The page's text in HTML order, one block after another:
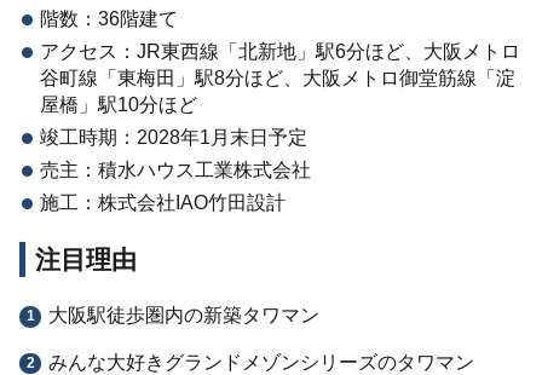
階数：36階建て
アクセス：JR東西線「北新地」駅6分ほど、大阪メトロ
谷町線「東梅田」駅8分ほど、大阪メトロ御堂筋線「淀
屋橋」駅10分ほど
竣工時期：2028年1月末日予定
売主：積水ハウス工業株式会社
施工：株式会社IAO竹田設計
注目理由
大阪駅徒歩圏内の新築タワマン
みんな大好きグランドメゾンシリーズのタワマン